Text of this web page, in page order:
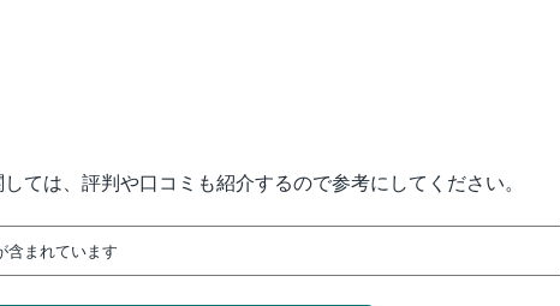
ては、評判や口コミも紹介するので参考にしてください。
含まれています